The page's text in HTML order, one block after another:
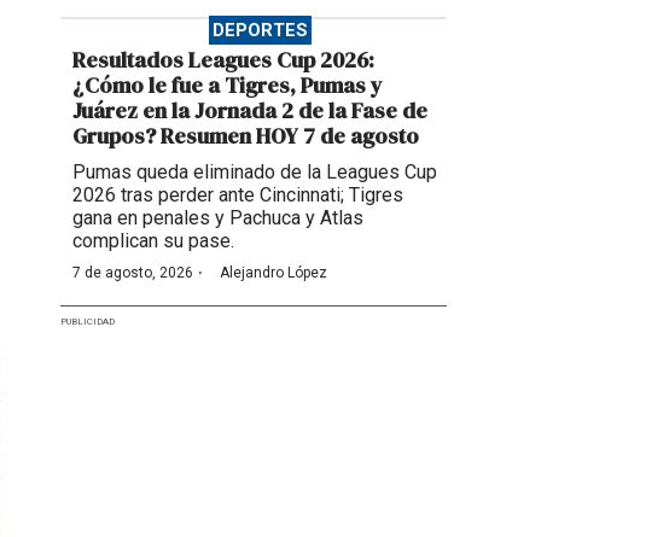
DEPORTES
Resultados Leagues Cup 2026:
¿Cómo le fue a Tigres, Pumas y
Juárez en la Jornada 2 de la Fase de
Grupos? Resumen HOY 7 de agosto
Pumas queda eliminado de la Leagues Cup
2026 tras perder ante Cincinnati; Tigres
gana en penales y Pachuca y Atlas
complican su pase.
7 de agosto, 2026 · Alejandro López
PUBLICIDAD